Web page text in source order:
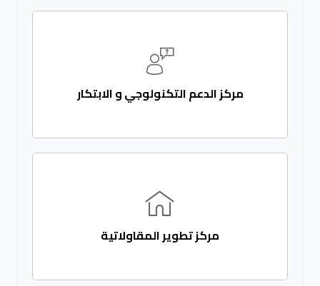
مركز الدعم التكنولوجي و الابتكار
مركز تطوير المقاولاتية